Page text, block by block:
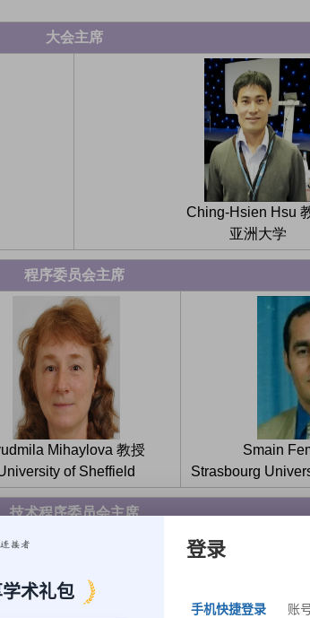
术礼包
登录
手机快捷登录 账
大会主席
Ching-Hsien Hsu
亚洲大学
程序委员会主席
Mihaylova 教授
of Sheffield
Smain
Strasbourg
技术程序委员会主席